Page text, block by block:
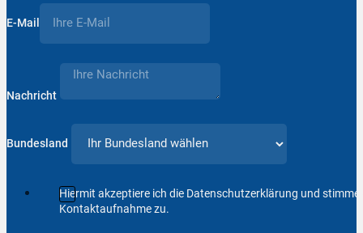
E-Mail
Nachricht
Bundesland
Hiermit akzeptiere ich die Datenschutzerklärung und
Kontaktaufnahme zu.